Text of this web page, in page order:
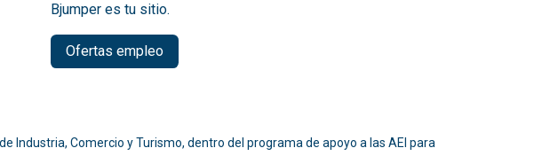
Bjumper es tu sitio.
Ofertas empleo
Industria, Comercio y Turismo, dentro del programa de apoyo a las AEI para